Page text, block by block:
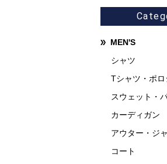
MEN'S
シャツ
Tシャツ・ポロ
スウェット・
カーディガン
アウター・ジ
コート